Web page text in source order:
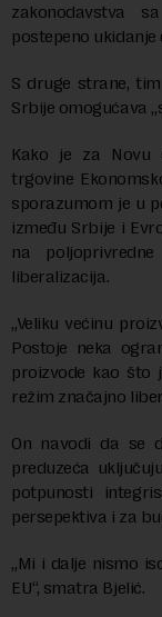
zakonodavstva
postepeno
S druge strane,
Srbije omogućava
Kako je za Novu
trgovine
sporazumom je u
između Srbije i
na
liberalizacija.
„Veliku većinu
Postoje neka
proizvode kao što
režim značajno
On navodi da se
preduzeća
potpunosti
persepektiva i za
„Mi i dalje nismo
EU“, smatra Bjelić.